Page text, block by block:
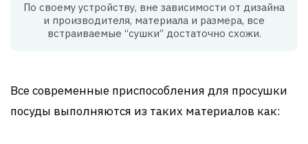
По своему устройству, вне зависимости от дизайна
и производителя, материала и размера, все
встраиваемые “сушки” достаточно схожи.
Все современные приспособления для просушки
посуды выполняются из таких материалов как: